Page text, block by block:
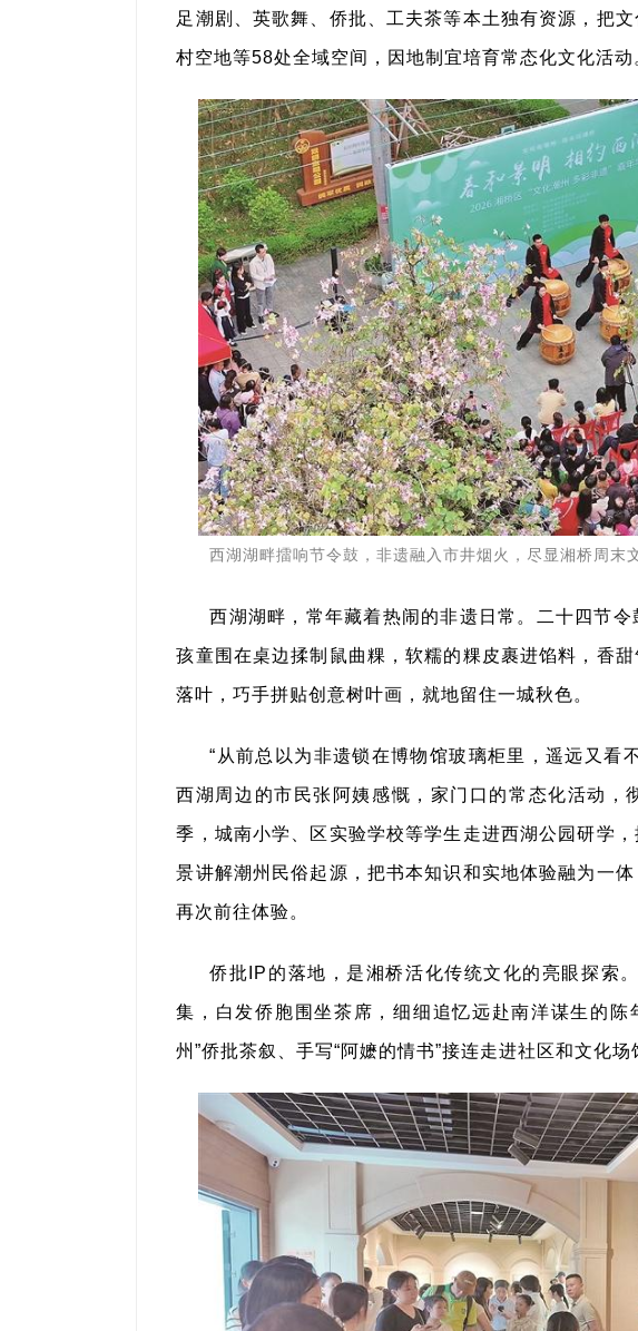
足潮剧、英歌舞、侨批、工夫茶等本土独有资源，把
村空地等58处全域空间，因地制宜培育常态化文化活动
西湖湖畔擂响节令鼓，非遗融入市井烟火，尽显湘桥周末
西湖湖畔，常年藏着热闹的非遗日常。二十四节
孩童围在桌边揉制鼠曲粿，软糯的粿皮裹进馅料，香
落叶，巧手拼贴创意树叶画，就地留住一城秋色。
“从前总以为非遗锁在博物馆玻璃柜里，遥远又看
西湖周边的市民张阿姨感慨，家门口的常态化活动，
季，城南小学、区实验学校等学生走进西湖公园研学
景讲解潮州民俗起源，把书本知识和实地体验融为一
再次前往体验。
侨批IP的落地，是湘桥活化传统文化的亮眼探索
集，白发侨胞围坐茶席，细细追忆远赴南洋谋生的
州”侨批茶叙、手写“阿嬷的情书”接连走进社区和文化场